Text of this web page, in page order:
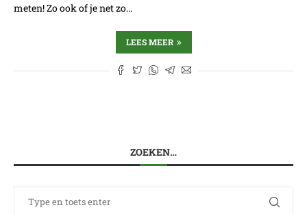
meten! Zo ook of je net zo…
LEES MEER
ZOEKEN…